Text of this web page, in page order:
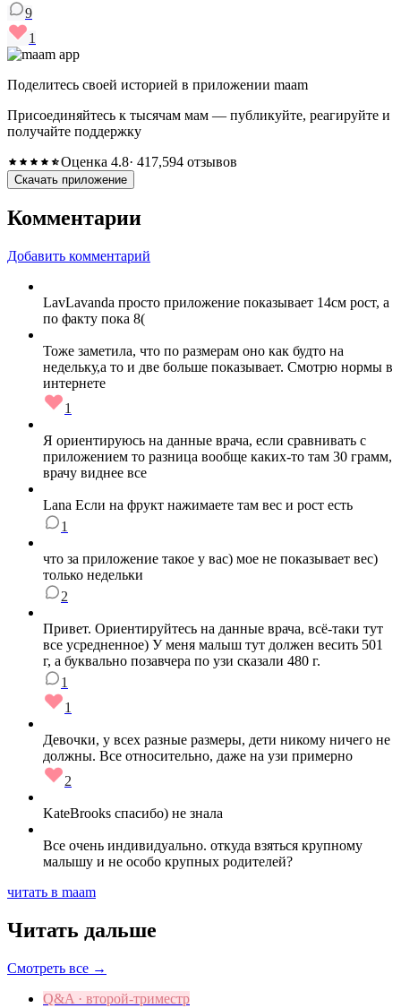
9
1
Поделитесь своей историей в приложении maam
Присоединяйтесь к тысячам мам — публикуйте, реагируйте и
получайте поддержку
Оценка 4.8· 417,594 отзывов
Скачать приложение
Комментарии
Добавить комментарий
LavLavanda просто приложение показывает 14см рост, а
по факту пока 8(
Тоже заметила, что по размерам оно как будто на
недельку,а то и две больше показывает. Смотрю нормы в
интернете
1
Я ориентируюсь на данные врача, если сравнивать с
приложением то разница вообще каких-то там 30 грамм,
врачу виднее все
Lana Если на фрукт нажимаете там вес и рост есть
1
что за приложение такое у вас) мое не показывает вес)
только недельки
2
Привет. Ориентируйтесь на данные врача, всё-таки тут
все усредненное) У меня малыш тут должен весить 501
г, а буквально позавчера по узи сказали 480 г.
1
1
Девочки, у всех разные размеры, дети никому ничего не
должны. Все относительно, даже на узи примерно
2
KateBrooks спасибо) не знала
Все очень индивидуально. откуда взяться крупному
малышу и не особо крупных родителей?
читать в maam
Читать дальше
Смотреть все →
Q&A · второй-триместр